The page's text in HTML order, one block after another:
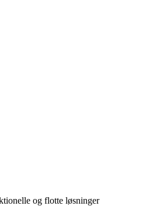
og flotte løsninger